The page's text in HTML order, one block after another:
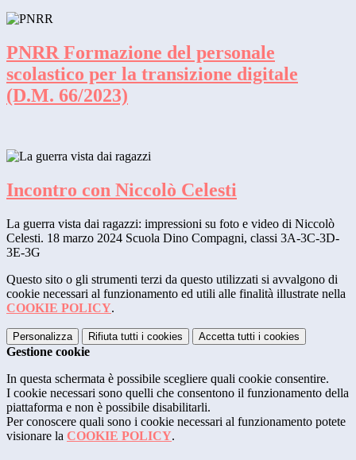
PNRR Formazione del personale
scolastico per la transizione digitale
(D.M. 66/2023)
Incontro con Niccolò Celesti
La guerra vista dai ragazzi: impressioni su foto e video di Niccolò
Celesti. 18 marzo 2024 Scuola Dino Compagni, classi 3A-3C-3D-
3E-3G
Questo sito o gli strumenti terzi da questo utilizzati si avvalgono di
cookie necessari al funzionamento ed utili alle finalità illustrate nella
COOKIE POLICY.
Personalizza Rifiuta tutti i cookies Accetta tutti i cookies
Gestione cookie
In questa schermata è possibile scegliere quali cookie consentire.
I cookie necessari sono quelli che consentono il funzionamento della
piattaforma e non è possibile disabilitarli.
Per conoscere quali sono i cookie necessari al funzionamento potete
visionare la COOKIE POLICY.